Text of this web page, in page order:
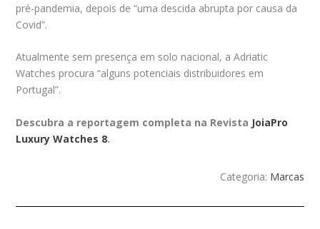
pré-pandemia, depois de “uma descida abrupta por causa da
Covid”.
Atualmente sem presença em solo nacional, a Adriatic
Watches procura “alguns potenciais distribuidores em
Portugal”.
Descubra a reportagem completa na Revista JoiaPro
Luxury Watches 8.
Categoria: Marcas